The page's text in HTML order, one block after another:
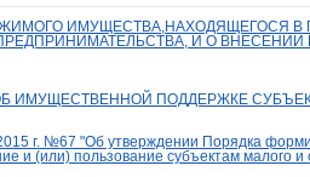
ИМУЩЕСТВА,НАХОДЯЩЕГОСЯ В
И О
ИМУЩЕСТВЕННОЙ ПОДДЕРЖКЕ
г. №67 "Об утверждении Порядка
и (или) пользование субъектам малого и